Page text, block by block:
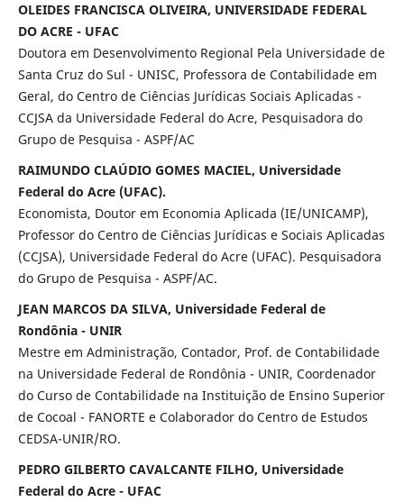
OLEIDES FRANCISCA OLIVEIRA, UNIVERSIDADE FEDERAL
DO ACRE - UFAC
Doutora em Desenvolvimento Regional Pela Universidade de
Santa Cruz do Sul - UNISC, Professora de Contabilidade em
Geral, do Centro de Ciências Jurídicas Sociais Aplicadas -
CCJSA da Universidade Federal do Acre, Pesquisadora do
Grupo de Pesquisa - ASPF/AC
RAIMUNDO CLAÚDIO GOMES MACIEL, Universidade
Federal do Acre (UFAC).
Economista, Doutor em Economia Aplicada (IE/UNICAMP),
Professor do Centro de Ciências Jurídicas e Sociais Aplicadas
(CCJSA), Universidade Federal do Acre (UFAC). Pesquisadora
do Grupo de Pesquisa - ASPF/AC.
JEAN MARCOS DA SILVA, Universidade Federal de
Rondônia - UNIR
Mestre em Administração, Contador, Prof. de Contabilidade
na Universidade Federal de Rondônia - UNIR, Coordenador
do Curso de Contabilidade na Instituição de Ensino Superior
de Cocoal - FANORTE e Colaborador do Centro de Estudos
CEDSA-UNIR/RO.
PEDRO GILBERTO CAVALCANTE FILHO, Universidade
Federal do Acre - UFAC